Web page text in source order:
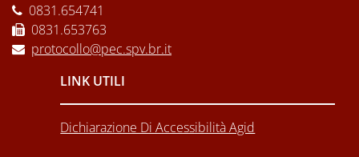
0831.654741
0831.653763
protocollo@pec.spv.br.it
LINK UTILI
Dichiarazione Di Accessibilità Agid